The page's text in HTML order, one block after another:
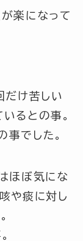
楽になって
だけ苦しい
るとの事。
でした。
ほぼ気にな
咳や痰に対し